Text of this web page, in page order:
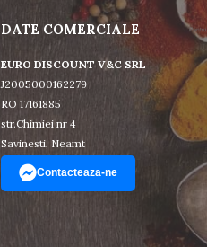
DATE COMERCIALE
EURO DISCOUNT V&C SRL
J2005000162279
RO 17161885
str.Chimiei nr 4
Savinesti, Neamt
Contacteaza-ne